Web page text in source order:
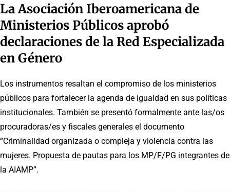
La Asociación Iberoamericana de
Ministerios Públicos aprobó
declaraciones de la Red Especializada
en Género
Los instrumentos resaltan el compromiso de los ministerios
públicos para fortalecer la agenda de igualdad en sus políticas
institucionales. También se presentó formalmente ante las/os
procuradoras/es y fiscales generales el documento
“Criminalidad organizada o compleja y violencia contra las
mujeres. Propuesta de pautas para los MP/F/PG integrantes de
la AIAMP”.